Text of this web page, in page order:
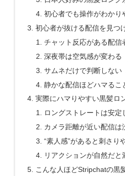
初心者でも操作がわかり
初心者が抜ける配信を見つ
チャット反応がある配信
深夜帯は空気感が変わる
サムネだけで判断しない
静かな配信ほどハマるこ
実際にハマりやすい黒髪ロ
ロングストレートは安定
カメラ距離が近い配信は
“素人感”があると刺さり
リアクションが自然だと
こんな人ほどStripchatの黒